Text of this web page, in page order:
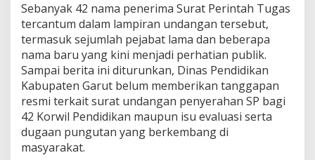
Sebanyak 42 nama penerima Surat Perintah Tugas
tercantum dalam lampiran undangan tersebut,
termasuk sejumlah pejabat lama dan beberapa
nama baru yang kini menjadi perhatian publik.
Sampai berita ini diturunkan, Dinas Pendidikan
Kabupaten Garut belum memberikan tanggapan
resmi terkait surat undangan penyerahan SP bagi
42 Korwil Pendidikan maupun isu evaluasi serta
dugaan pungutan yang berkembang di
masyarakat.